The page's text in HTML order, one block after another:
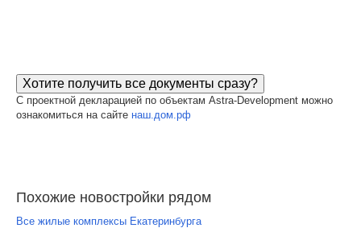
Хотите получить все документы сразу?
С проектной декларацией по объектам Astra-Development можно
ознакомиться на сайте наш.дом.рф
Похожие новостройки рядом
Все жилые комплексы Екатеринбурга